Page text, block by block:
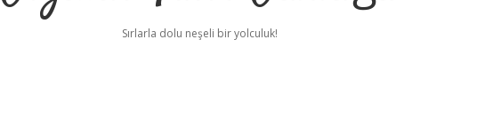
Sırlarla dolu neşeli bir yolculuk!